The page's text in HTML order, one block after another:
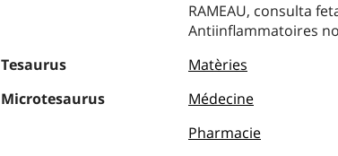
RAMEAU, consulta
Antiinflammatoires
Tesaurus
Matèries
Microtesaurus
Médecine
Pharmacie